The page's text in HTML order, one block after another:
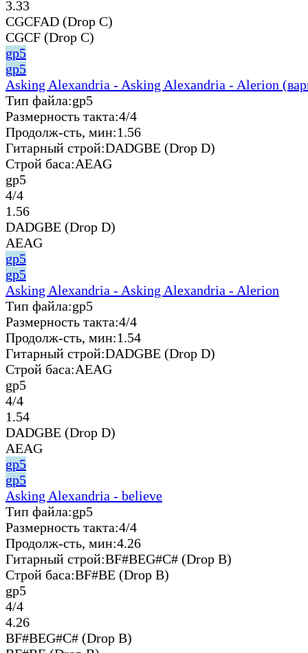
3.33
CGCFAD (Drop C)
CGCF (Drop C)
gp5
gp5
Asking Alexandria - Asking Alexandria - Alerion
Тип файла:gp5
Размерность такта:4/4
Продолж-сть, мин:1.56
Гитарный строй:DADGBE (Drop D)
Строй баса:AEAG
gp5
4/4
1.56
DADGBE (Drop D)
AEAG
gp5
gp5
Asking Alexandria - Asking Alexandria - Alerion
Тип файла:gp5
Размерность такта:4/4
Продолж-сть, мин:1.54
Гитарный строй:DADGBE (Drop D)
Строй баса:AEAG
gp5
4/4
1.54
DADGBE (Drop D)
AEAG
gp5
gp5
Asking Alexandria - believe
Тип файла:gp5
Размерность такта:4/4
Продолж-сть, мин:4.26
Гитарный строй:BF#BEG#C# (Drop B)
Строй баса:BF#BE (Drop B)
gp5
4/4
4.26
BF#BEG#C# (Drop B)